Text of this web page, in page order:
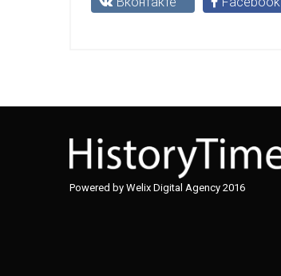
Powered by Welix Digital Agency 2016